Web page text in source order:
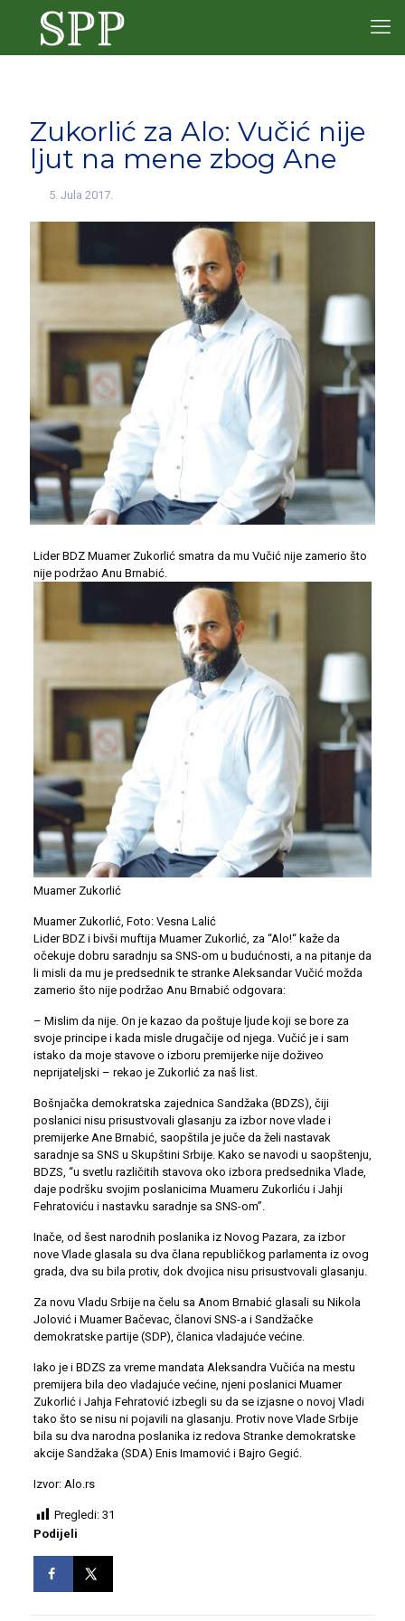
Zukorlić za Alo: Vučić nije
ljut na mene zbog Ane
5. Jula 2017.
Lider BDZ Muamer Zukorlić smatra da mu Vučić nije zamerio što
nije podržao Anu Brnabić.
Muamer Zukorlić
Muamer Zukorlić, Foto: Vesna Lalić
Lider BDZ i bivši muftija Muamer Zukorlić, za “Alo!“ kaže da
očekuje dobru saradnju sa SNS-om u budućnosti, a na pitanje da
li misli da mu je predsednik te stranke Aleksandar Vučić možda
zamerio što nije podržao Anu Brnabić odgovara:
– Mislim da nije. On je kazao da poštuje ljude koji se bore za
svoje principe i kada misle drugačije od njega. Vučić je i sam
istako da moje stavove o izboru premijerke nije doživeo
neprijateljski – rekao je Zukorlić za naš list.
Bošnjačka demokratska zajednica Sandžaka (BDZS), čiji
poslanici nisu prisustvovali glasanju za izbor nove vlade i
premijerke Ane Brnabić, saopštila je juče da želi nastavak
saradnje sa SNS u Skupštini Srbije. Kako se navodi u saopštenju,
BDZS, “u svetlu različitih stavova oko izbora predsednika Vlade,
daje podršku svojim poslanicima Muameru Zukorliću i Jahji
Fehratoviću i nastavku saradnje sa SNS-om”.
Inače, od šest narodnih poslanika iz Novog Pazara, za izbor
nove Vlade glasala su dva člana republičkog parlamenta iz ovog
grada, dva su bila protiv, dok dvojica nisu prisustvovali glasanju.
Za novu Vladu Srbije na čelu sa Anom Brnabić glasali su Nikola
Jolović i Muamer Bačevac, članovi SNS-a i Sandžačke
demokratske partije (SDP), članica vladajuće većine.
Iako je i BDZS za vreme mandata Aleksandra Vučića na mestu
premijera bila deo vladajuće većine, njeni poslanici Muamer
Zukorlić i Jahja Fehratović izbegli su da se izjasne o novoj Vladi
tako što se nisu ni pojavili na glasanju. Protiv nove Vlade Srbije
bila su dva narodna poslanika iz redova Stranke demokratske
akcije Sandžaka (SDA) Enis Imamović i Bajro Gegić.
Izvor: Alo.rs
Pregledi: 31
Podijeli